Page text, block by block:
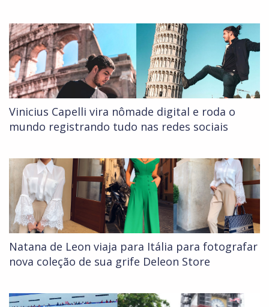
Vinicius Capelli vira nômade digital e roda o
mundo registrando tudo nas redes sociais
Natana de Leon viaja para Itália para fotografar
nova coleção de sua grife Deleon Store